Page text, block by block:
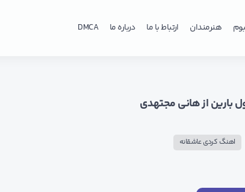
هنرمندان ارتباط با ما درباره ما DMCA
بارین از هانی مجتهدی
اهنگ کردی عاشقانه